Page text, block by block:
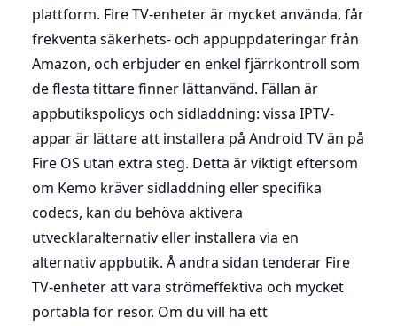
plattform. Fire TV-enheter är mycket använda, får
frekventa säkerhets- och appuppdateringar från
Amazon, och erbjuder en enkel fjärrkontroll som
de flesta tittare finner lättanvänd. Fällan är
appbutikspolicys och sidladdning: vissa IPTV-
appar är lättare att installera på Android TV än på
Fire OS utan extra steg. Detta är viktigt eftersom
om Kemo kräver sidladdning eller specifika
codecs, kan du behöva aktivera
utvecklaralternativ eller installera via en
alternativ appbutik. Å andra sidan tenderar Fire
TV-enheter att vara strömeffektiva och mycket
portabla för resor. Om du vill ha ett